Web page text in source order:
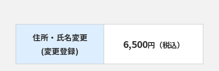
住所・氏名変更
(変更登録)
6,500円 （税込）